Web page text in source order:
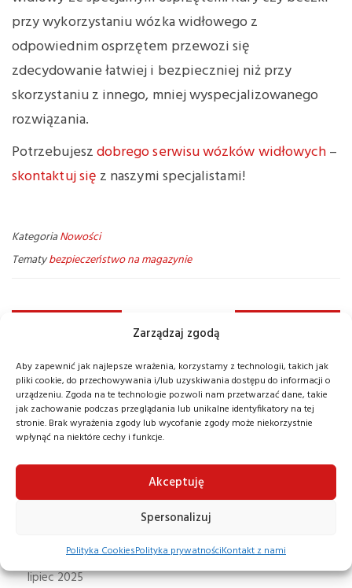
Zarządzaj zgodą
Aby zapewnić jak najlepsze wrażenia, korzystamy z technologii, takich jak
pliki cookie, do przechowywania i/lub uzyskiwania dostępu do informacji o
urządzeniu. Zgoda na te technologie pozwoli nam przetwarzać dane, takie
jak zachowanie podczas przeglądania lub unikalne identyfikatory na tej
stronie. Brak wyrażenia zgody lub wycofanie zgody może niekorzystnie
wpłynąć na niektóre cechy i funkcje.
Akceptuję
Spersonalizuj
Polityka CookiesPolityka prywatnościKontakt z nami
przy wykorzystaniu wózka widłowego z
odpowiednim osprzętem przewozi się
zdecydowanie łatwiej i bezpieczniej niż przy
skorzystaniu z innego, mniej wyspecjalizowanego
rozwiązania.
Potrzebujeszdobrego serwisu wózków widłowych–
skontaktuj się z naszymi specjalistami!
KategoriaNowości
Tematybezpieczeństwo na magazynie
ARCHIWA
październik 2025
sierpień 2025
lipiec 2025